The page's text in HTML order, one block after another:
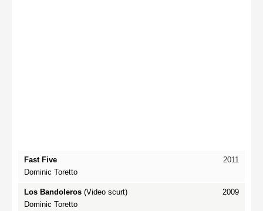
2011
Fast Five
Dominic Toretto
2009
Los Bandoleros (Video scurt)
Dominic Toretto